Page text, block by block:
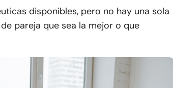
disponibles, pero no hay una sola
pareja que sea la mejor o que